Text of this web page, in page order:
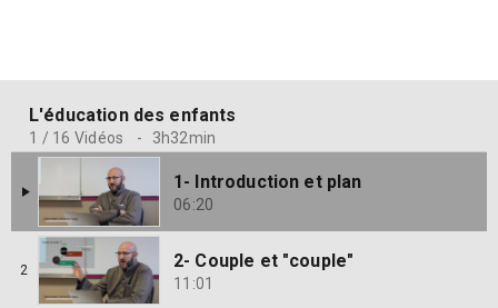
L'éducation des enfants
1 / 16 Vidéos - 3h32min
1- Introduction et plan
06:20
2 2- Couple et "couple"
11:01